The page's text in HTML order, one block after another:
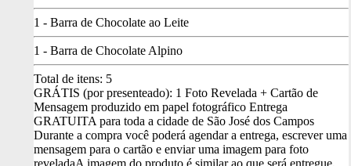
1 - Barra de Chocolate ao Leite
1 - Barra de Chocolate Alpino
Total de itens: 5
GRÁTIS (por presenteado): 1 Foto Revelada + Cartão de
Mensagem produzido em papel fotográfico Entrega
GRATUITA para toda a cidade de São José dos Campos
Durante a compra você poderá agendar a entrega, escrever uma
mensagem para o cartão e enviar uma imagem para foto
reveladaA imagem do produto é similar ao que será entregue,